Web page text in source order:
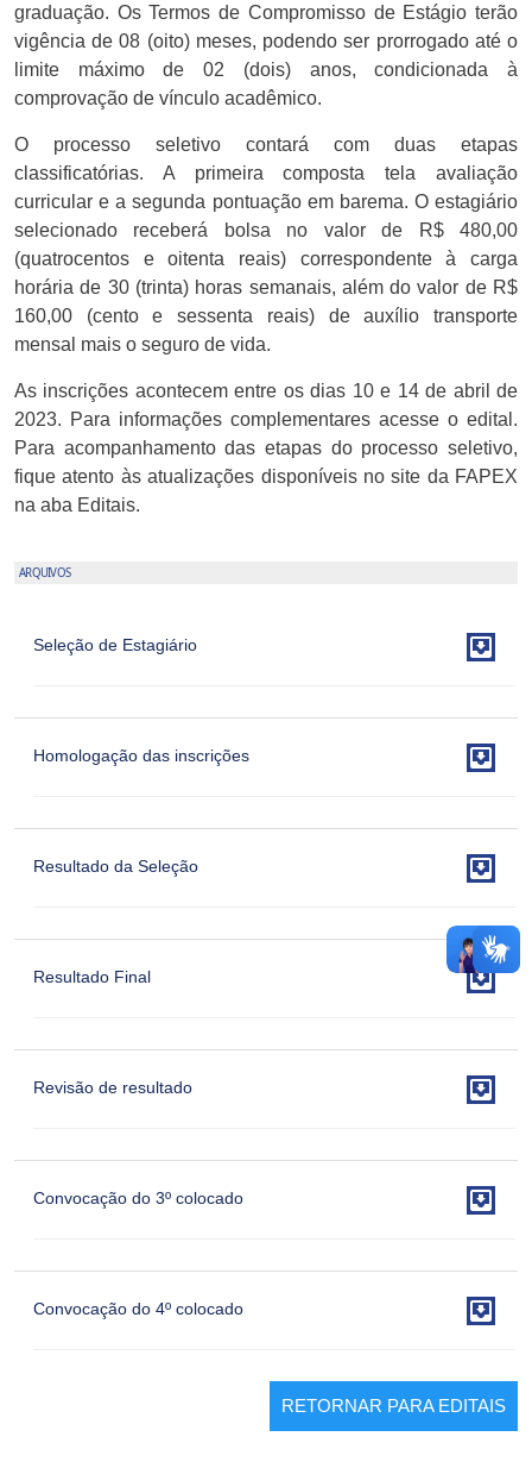
graduação. Os Termos de Compromisso de Estágio terão
vigência de 08 (oito) meses, podendo ser prorrogado até o
limite máximo de 02 (dois) anos, condicionada à
comprovação de vínculo acadêmico.
O processo seletivo contará com duas etapas
classificatórias. A primeira composta tela avaliação
curricular e a segunda pontuação em barema. O estagiário
selecionado receberá bolsa no valor de R$ 480,00
(quatrocentos e oitenta reais) correspondente à carga
horária de 30 (trinta) horas semanais, além do valor de R$
160,00 (cento e sessenta reais) de auxílio transporte
mensal mais o seguro de vida.
As inscrições acontecem entre os dias 10 e 14 de abril de
2023. Para informações complementares acesse o edital.
Para acompanhamento das etapas do processo seletivo,
fique atento às atualizações disponíveis no site da FAPEX
na aba Editais.
ARQUIVOS
Seleção de Estagiário 
Homologação das inscrições 
Resultado da Seleção 
Resultado Final 
Revisão de resultado 
Convocação do 3º colocado 
Convocação do 4º colocado 
RETORNAR PARA EDITAIS